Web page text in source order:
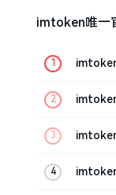
imtoken唯一